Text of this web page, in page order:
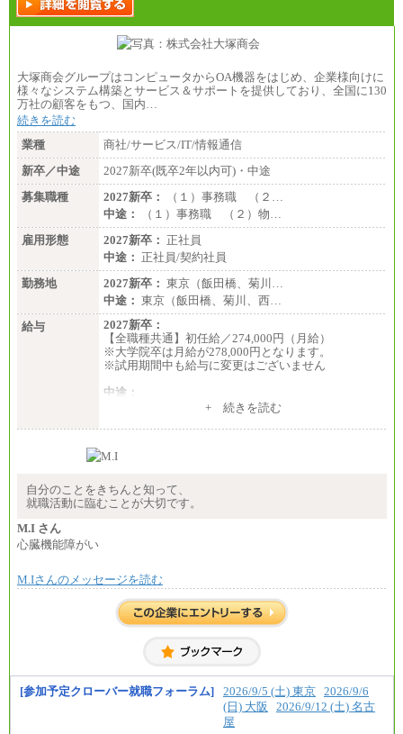
大塚商会グループはコンピュータからOA機器をはじめ、企業様向けに
様々なシステム構築とサービス＆サポートを提供しており、全国に130
万社の顧客をもつ、国内…
続きを読む
業種
商社/サービス/IT/情報通信
新卒／中途
2027新卒(既卒2年以内可)・中途
募集職種
2027新卒：
（１）事務職 （２…
中途：
（１）事務職 （２）物…
雇用形態
2027新卒： 正社員
中途： 正社員/契約社員
勤務地
2027新卒： 東京（飯田橋、菊川…
中途： 東京（飯田橋、菊川、西…
給与
2027新卒：
【全職種共通】初任給／274,000円（月給）
※大学院卒は月給が278,000円となります。
※試用期間中も給与に変更はございません
中途：
（１）～（４）274,000円（月給）～
※経験・年齢などを考慮のうえ、当社規程により優
※業務内容・勤務形態に応じて、上記給与の範囲内
※試用期間中も給与に変更はございません
+ 続きを読む
自分のことをきちんと知って、
就職活動に臨むことが大切です。
M.I さん
心臓機能障がい
M.Iさんのメッセージを読む
[参加予定クローバー就職フォーラム] 2026/9/5 (土) 東京 2026/9/6
(日) 大阪
2026/9/12 (土) 名古
屋